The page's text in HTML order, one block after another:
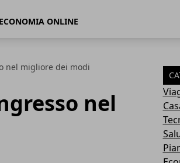
ECONOMIA ONLINE
nel migliore dei modi
nel